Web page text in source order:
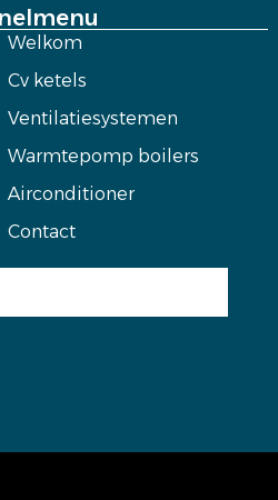
Welkom
Cv ketels
Ventilatiesystemen
Warmtepomp boilers
Airconditioner
Contact